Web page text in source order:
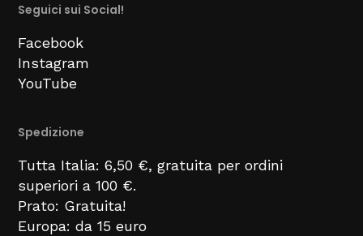
Seguici sui Social!
Facebook
Instagram
YouTube
Spedizione
Tutta Italia: 6,50 €, gratuita per ordini
superiori a 100 €.
Prato: Gratuita!
Europa: da 15 euro